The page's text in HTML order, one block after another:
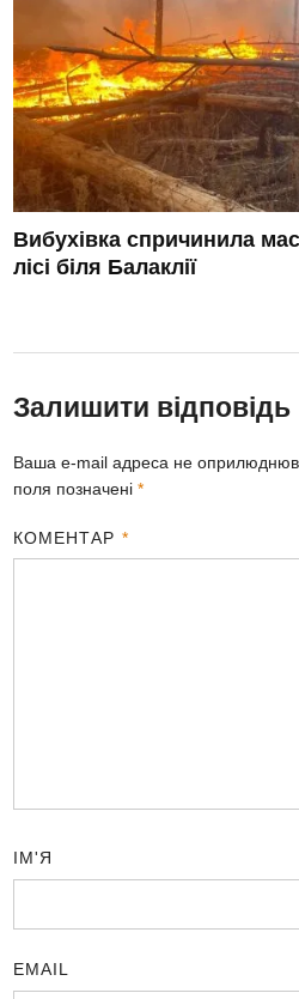
Вибухівка спричинила
лісі біля Балаклії
Залишити відповідь
Ваша e-mail адреса не
поля позначені*
КОМЕНТАР *
ІМ'Я
EMAIL